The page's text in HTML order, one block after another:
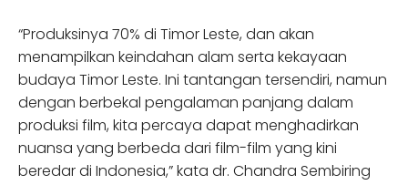
“Produksinya 70% di Timor Leste, dan akan
menampilkan keindahan alam serta kekayaan
budaya Timor Leste. Ini tantangan tersendiri, namun
dengan berbekal pengalaman panjang dalam
produksi film, kita percaya dapat menghadirkan
nuansa yang berbeda dari film-film yang kini
beredar di Indonesia,” kata dr. Chandra Sembiring